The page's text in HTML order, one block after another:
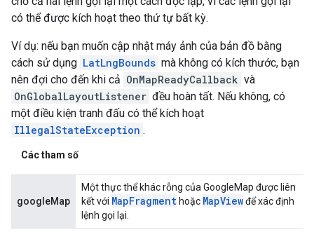
có thể được kích hoạt theo thứ tự bất kỳ.
Ví dụ: nếu bạn muốn cập nhật máy ảnh của bản đồ bằng
cách sử dụng LatLngBounds mà không có kích thước, bạn
nên đợi cho đến khi cả OnMapReadyCallback và
OnGlobalLayoutListener đều hoàn tất. Nếu không, có
một điều kiện tranh đấu có thể kích hoạt
IllegalStateException .
Các tham số
googleMap
Một thực thể khác rỗng của GoogleMap được liên
kết với MapFragment hoặc MapViewđể xác định
lệnh gọi lại.